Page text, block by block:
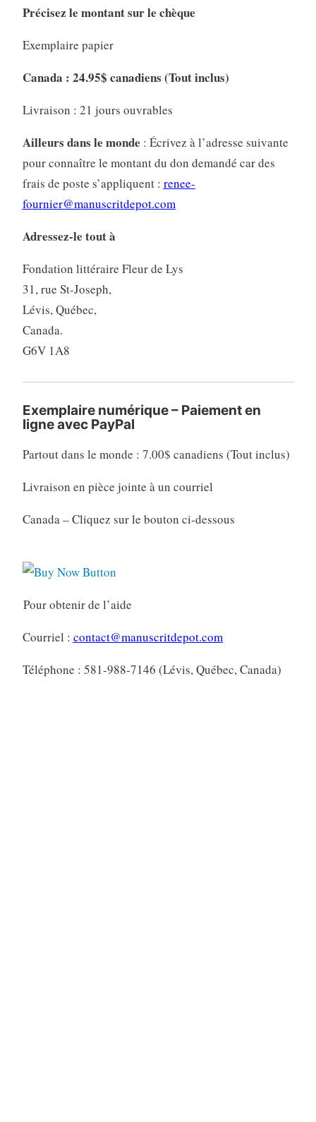
Précisez le montant sur le chèque
Exemplaire papier
Canada : 24.95$ canadiens (Tout inclus)
Livraison : 21 jours ouvrables
Ailleurs dans le monde : Écrivez à l’adresse suivante
pour connaître le montant du don demandé car des
frais de poste s’appliquent : renee-
fournier@manuscritdepot.com
Adressez-le tout à
Fondation littéraire Fleur de Lys
31, rue St-Joseph,
Lévis, Québec,
Canada.
G6V 1A8
Exemplaire numérique – Paiement en
ligne avec PayPal
Partout dans le monde : 7.00$ canadiens (Tout inclus)
Livraison en pièce jointe à un courriel
Canada – Cliquez sur le bouton ci-dessous
Pour obtenir de l’aide
Courriel : contact@manuscritdepot.com
Téléphone : 581-988-7146 (Lévis, Québec, Canada)